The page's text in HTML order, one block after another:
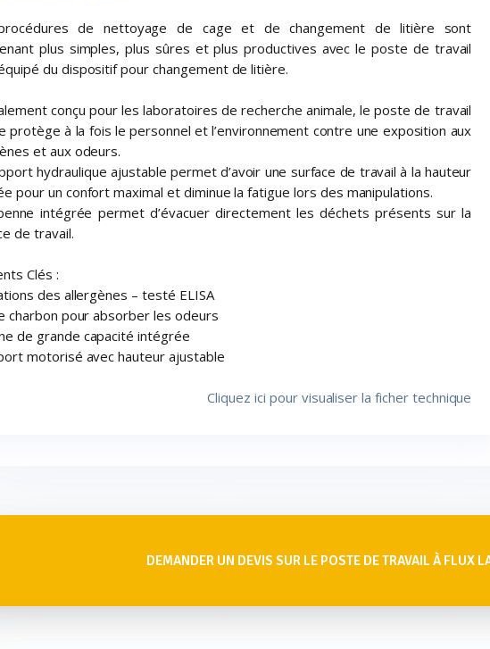
de nettoyage de cage et de changement de litière sont
plus simples, plus sûres et plus productives avec le poste de travail
du dispositif pour changement de litière.
conçu pour les laboratoires de recherche animale, le poste de travail
protège à la fois le personnel et l’environnement contre une exposition aux
et aux odeurs.
hydraulique ajustable permet d’avoir une surface de travail à la hauteur
pour un confort maximal et diminue la fatigue lors des manipulations.
intégrée permet d’évacuer directement les déchets présents sur la
de travail.
Clés :
des allergènes – testé ELISA
charbon pour absorber les odeurs
de grande capacité intégrée
motorisé avec hauteur ajustable
Cliquez ici pour visualiser la ficher technique
DEMANDER UN DEVIS SUR LE POSTE DE TRAVAIL À FLUX